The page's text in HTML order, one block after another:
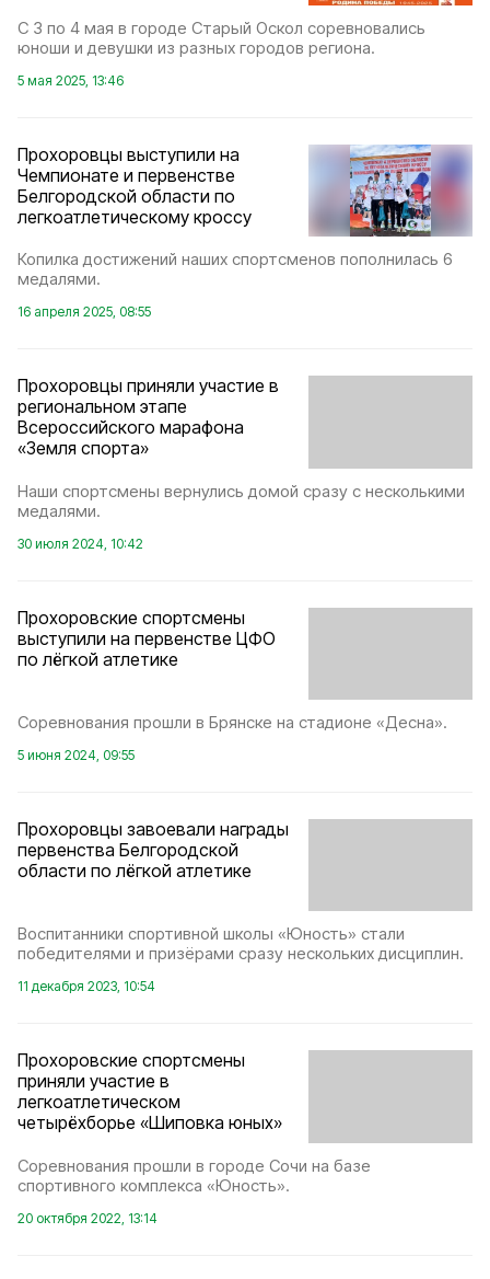
С 3 по 4 мая в городе Старый Оскол соревновались
юноши и девушки из разных городов региона.
5 мая 2025, 13:46
Прохоровцы выступили на
Чемпионате и первенстве
Белгородской области по
легкоатлетическому кроссу
Копилка достижений наших спортсменов пополнилась 6
медалями.
16 апреля 2025, 08:55
Прохоровцы приняли участие в
региональном этапе
Всероссийского марафона
«Земля спорта»
Наши спортсмены вернулись домой сразу с несколькими
медалями.
30 июля 2024, 10:42
Прохоровские спортсмены
выступили на первенстве ЦФО
по лёгкой атлетике
Соревнования прошли в Брянске на стадионе «Десна».
5 июня 2024, 09:55
Прохоровцы завоевали награды
первенства Белгородской
области по лёгкой атлетике
Воспитанники спортивной школы «Юность» стали
победителями и призёрами сразу нескольких дисциплин.
11 декабря 2023, 10:54
Прохоровские спортсмены
приняли участие в
легкоатлетическом
четырёхборье «Шиповка юных»
Соревнования прошли в городе Сочи на базе
спортивного комплекса «Юность».
20 октября 2022, 13:14